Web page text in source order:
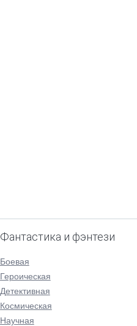
Фантастика и фэнтези
Боевая
Героическая
Детективная
Космическая
Научная